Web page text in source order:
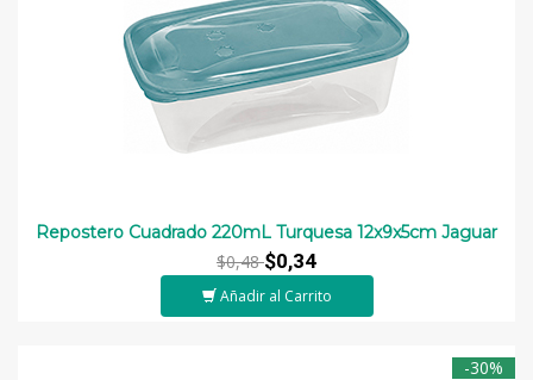
Repostero Cuadrado 220mL Turquesa 12x9x5cm Jaguar
$0,48$0,34
Añadir al Carrito
-30%